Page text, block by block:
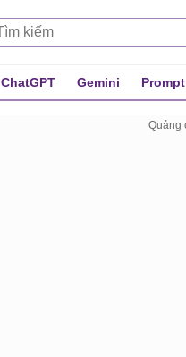
ChatGPT Gemini Prompt